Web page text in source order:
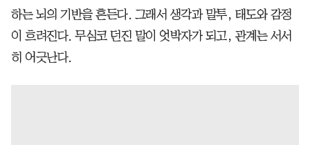
하는 뇌의 기반을 흔든다. 그래서 생각과 말투, 태도와 감정
이 흐려진다. 무심코 던진 말이 엇박자가 되고, 관계는 서서
히 어긋난다.